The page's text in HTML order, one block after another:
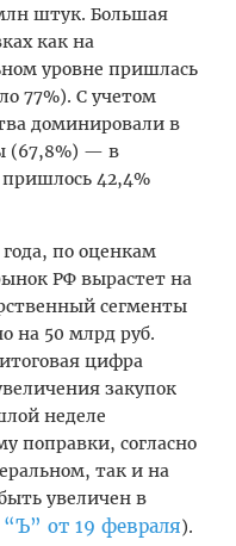
штук. Большая
как на
уровне пришлась
77%). С учетом
доминировали в
(67,8%) — в
42,4%
по оценкам
РФ вырастет на
сегменты
на 50 млрд руб.
цифра
закупок
неделе
поправки, согласно
так и на
увеличен в
от 19 февраля).